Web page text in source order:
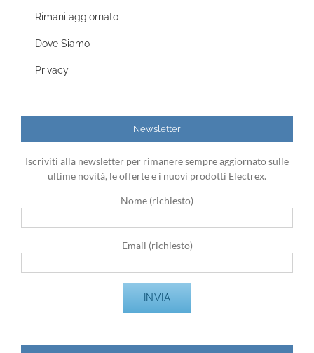
Rimani aggiornato
Dove Siamo
Privacy
Newsletter
Iscriviti alla newsletter per rimanere sempre aggiornato sulle
ultime novità, le offerte e i nuovi prodotti Electrex.
Nome (richiesto)
Email (richiesto)